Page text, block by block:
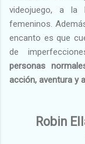
videojuego, a la
femeninos.
encanto es que
de
personas
acción, aventura y
Robin